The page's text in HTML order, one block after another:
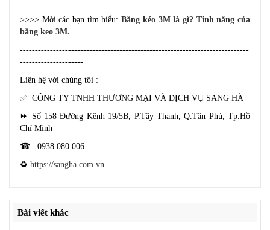
>>>> Mời các bạn tìm hiểu:Băng kéo 3M là gì? Tính năng của
băng keo 3M.
----------------------------------------------------------------------------
---------------------
Liên hệ với chúng tôi :
✅ CÔNG TY TNHH THƯƠNG MẠI VÀ DỊCH VỤ SANG HÀ
⏩ Số 158 Đường Kênh 19/5B, P.Tây Thạnh, Q.Tân Phú, Tp.Hồ
Chí Minh
☎ : 0938 080 006
♻ https://sangha.com.vn
Bài viết khác